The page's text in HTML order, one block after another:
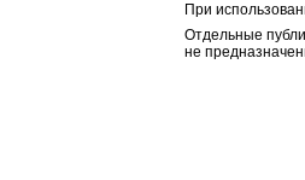
При
Отдельные
не